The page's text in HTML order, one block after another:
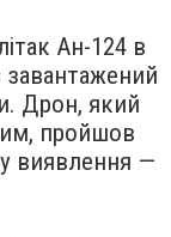
Ан-124 в
Дрон, який
пройшов
виявлення —